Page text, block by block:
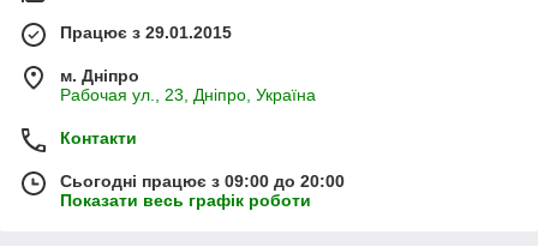
Працює з 29.01.2015
м. Дніпро
Рабочая ул., 23, Дніпро, Україна
Контакти
Сьогодні працює з 09:00 до 20:00
Показати весь графік роботи